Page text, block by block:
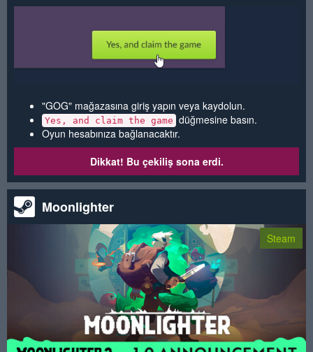
"GOG" mağazasına giriş yapın veya kaydolun.
Yes, and claim the game düğmesine basın.
Oyun hesabınıza bağlanacaktır.
Dikkat! Bu çekiliş sona erdi.
Moonlighter
Steam